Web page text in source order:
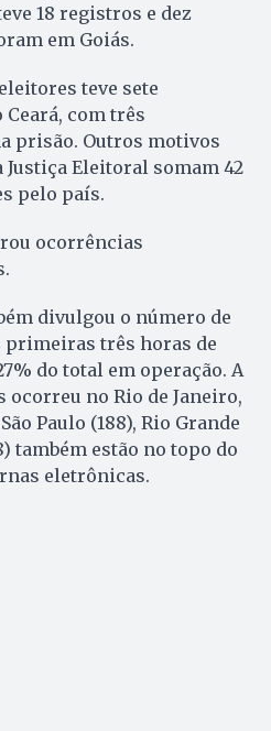
18 registros e dez
em Goiás.
teve sete
com três
prisão. Outros motivos
Eleitoral somam 42
pelo país.
ocorrências
divulgou o número de
três horas de
do total em operação. A
no Rio de Janeiro,
Paulo (188), Rio Grande
também estão no topo do
eletrônicas.